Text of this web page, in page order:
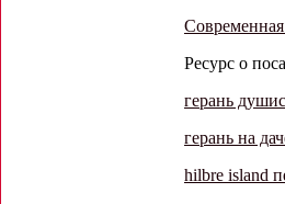
Современная
Ресурс о
герань
герань на
hilbre island